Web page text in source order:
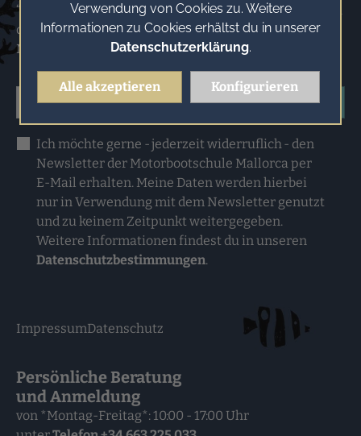
Verwendung von Cookies zu. Weitere
Informationen zu Cookies erhältst du in unserer
Datenschutzerklärung.
Alle akzeptieren Konfigurieren
Persönliche Beratung
und Anmeldung
von *Montag-Freitag*: 10:00 - 17:00 Uhr
“ABONNIEREN”. Newsletter abbestellen: Dazu einfach
den Link anklicken, der am Ende jeder Newsletter-
Mail aufgeführt ist.
Abonnieren
Ich möchte gerne - jederzeit widerruflich - den
Newsletter der Motorbootschule Mallorca per
E-Mail erhalten. Meine Daten werden hierbei
nur in Verwendung mit dem Newsletter genutzt
und zu keinem Zeitpunkt weitergegeben.
Weitere Informationen findest du in unseren
Datenschutzbestimmungen.
ImpressumDatenschutz